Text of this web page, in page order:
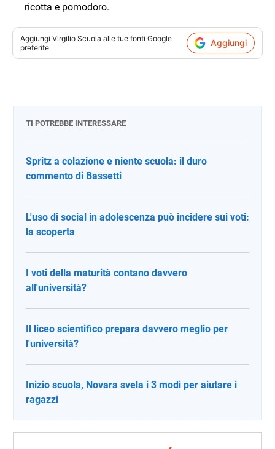
ricotta e pomodoro.
Aggiungi Virgilio Scuola alle tue fonti Google
preferite
Aggiungi
TI POTREBBE INTERESSARE
Spritz a colazione e niente scuola: il duro
commento di Bassetti
L'uso di social in adolescenza può incidere sui voti:
la scoperta
I voti della maturità contano davvero
all'università?
Il liceo scientifico prepara davvero meglio per
l'università?
Inizio scuola, Novara svela i 3 modi per aiutare i
ragazzi